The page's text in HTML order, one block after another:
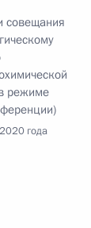
и
совещания
режиме
года